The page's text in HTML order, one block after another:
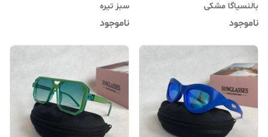
بالنسیاگا مشکی
ناموجود
سبز تیره
ناموجود